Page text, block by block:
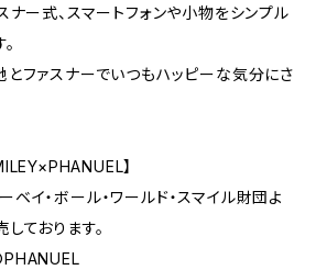
ナー式、スマートフォンや小物をシンプル
とファスナーでいつもハッピーな気分にさ
】
イ・ボール・ワールド・スマイル財団よ
ております。